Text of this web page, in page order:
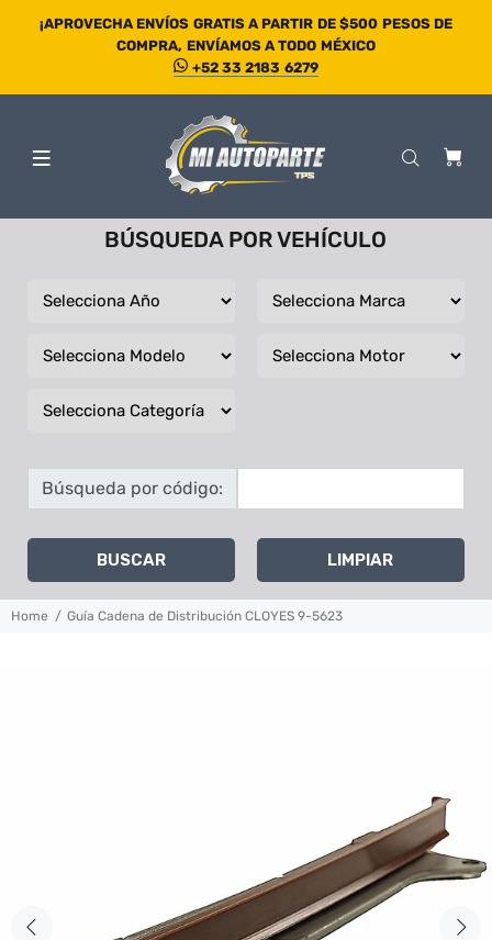
¡APROVECHA ENVÍOS GRATIS A PARTIR DE $500 PESOS DE
COMPRA, ENVÍAMOS A TODO MÉXICO
+52 33 2183 6279
BÚSQUEDA POR VEHÍCULO
Búsqueda por código:
BUSCAR LIMPIAR
Home Guía Cadena de Distribución CLOYES 9-5623